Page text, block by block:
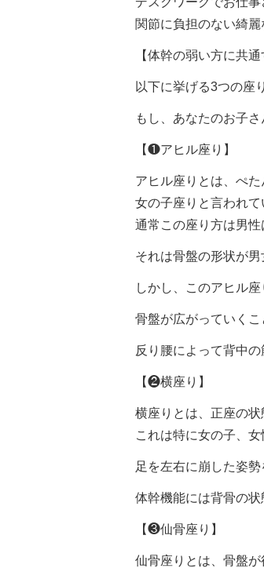
関節に負担のない綺
【体幹の弱い方に共
以下に挙げる3つの座
もし、あなたのお子
【❶アヒル座り】
アヒル座りとは、ぺ
女の子座りと言われ
通常この座り方は男性
それは骨盤の形状が
しかし、このアヒル
骨盤が広がっていく
反り腰によって背中
【❷横座り】
横座りとは、正座の状
これは特に女の子、女
足を左右に崩した姿
体幹機能には背骨の
【❸仙骨座り】
仙骨座りとは、骨盤が